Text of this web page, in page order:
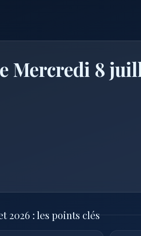
Mercredi 8
2026 : les points clés